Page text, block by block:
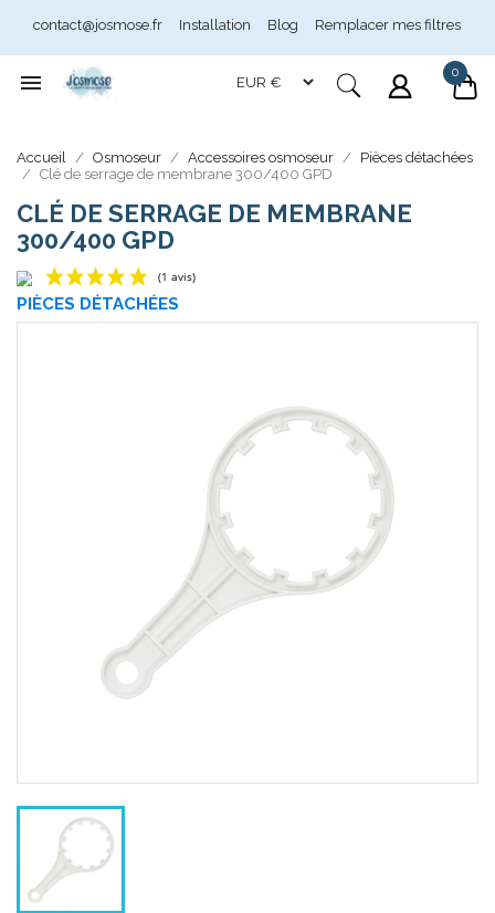
contact@josmose.fr Installation Blog Remplacer mes filtres
 0
Accueil Osmoseur Accessoires osmoseur
Pièces détachées
Clé de serrage de membrane 300/400 GPD
CLÉ DE SERRAGE DE MEMBRANE
300/400 GPD
(1 avis)
PIÈCES DÉTACHÉES